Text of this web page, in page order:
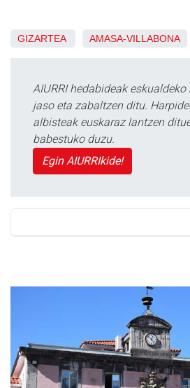
GIZARTEA AMASA-VILLABONA
AIURRI hedabideak
jaso eta zabaltzen ditu.
albisteak euskaraz lantzen
babestuko duzu.
Egin AIURRIkide!